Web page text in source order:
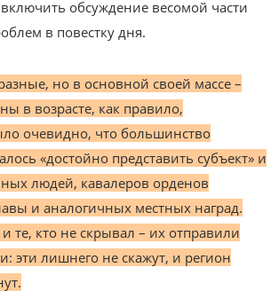
обсуждение весомой части
в повестку дня.
но в основной своей массе –
в возрасте, как правило,
очевидно, что большинство
«достойно представить субъект» и
людей, кавалеров орденов
и аналогичных местных наград.
те, кто не скрывал – их отправили
эти лишнего не скажут, и регион